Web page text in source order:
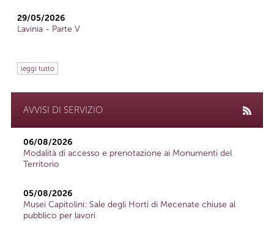
29/05/2026
Lavinia - Parte V
leggi tutto
AVVISI DI SERVIZIO
06/08/2026
Modalità di accesso e prenotazione ai Monumenti del
Territorio
05/08/2026
Musei Capitolini: Sale degli Horti di Mecenate chiuse al
pubblico per lavori